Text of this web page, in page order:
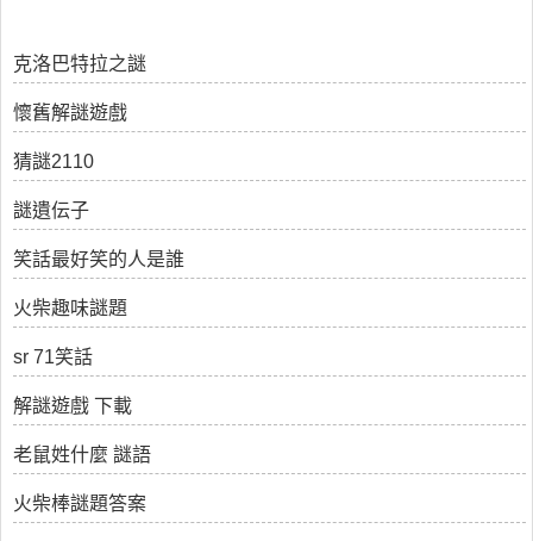
克洛巴特拉之謎
懷舊解謎遊戲
猜謎2110
謎遺伝子
笑話最好笑的人是誰
火柴趣味謎題
sr 71笑話
解謎遊戲 下載
老鼠姓什麼 謎語
火柴棒謎題答案